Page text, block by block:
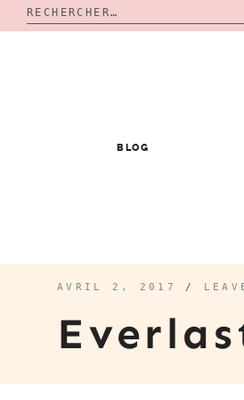
Rechercher :
BLOG
AVRIL 2, 2017 /